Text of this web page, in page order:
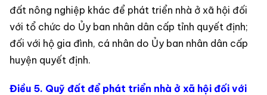
đất nông nghiệp khác để phát triển nhà ở xã hội đối
với tổ chức do Ủy ban nhân dân cấp tỉnh quyết định;
đối với hộ gia đình, cá nhân do Ủy ban nhân dân cấp
huyện quyết định.
Điều 5. Quỹ đất để phát triển nhà ở xã hội đối với